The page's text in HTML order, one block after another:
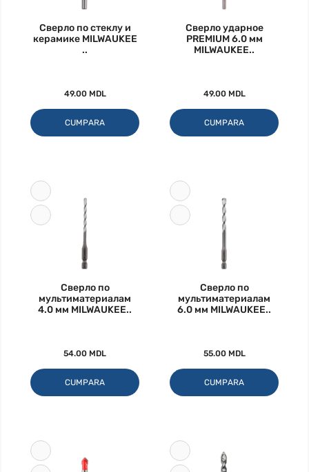
Сверло по стеклу и
керамике MILWAUKEE
..
49.00 MDL
CUMPARA
Сверло ударное
PREMIUM 6.0 мм
MILWAUKEE..
49.00 MDL
CUMPARA
Сверло по
мультиматериалам
4.0 мм MILWAUKEE..
54.00 MDL
CUMPARA
Сверло по
мультиматериалам
6.0 мм MILWAUKEE..
55.00 MDL
CUMPARA